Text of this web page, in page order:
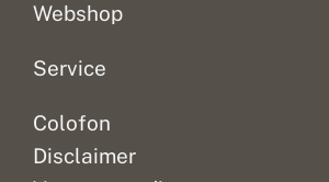
Webshop
Service
Colofon
Disclaimer